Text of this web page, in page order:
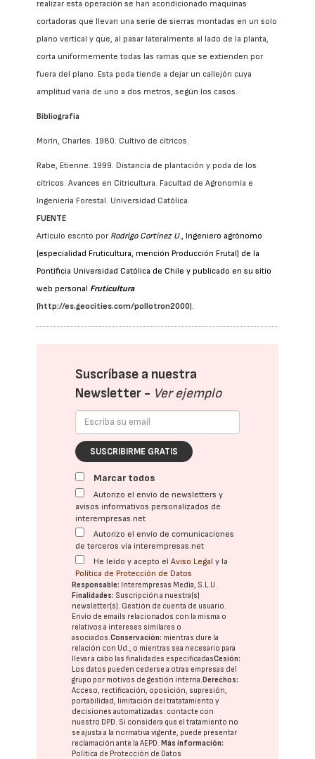
realizar esta operación se han acondicionado maquinas
cortadoras que llevan una serie de sierras montadas en un solo
plano vertical y que, al pasar lateralmente al lado de la planta,
corta uniformemente todas las ramas que se extienden por
fuera del plano. Esta poda tiende a dejar un callejón cuya
amplitud varia de uno a dos metros, según los casos.
Bibliografía
Morín, Charles. 1980. Cultivo de cítricos.
Rabe, Etienne. 1999. Distancia de plantación y poda de los
cítricos. Avances en Citricultura. Facultad de Agronomía e
Ingeniería Forestal. Universidad Católica.
FUENTE
Artículo escrito por Rodrigo Cortínez U., Ingeniero agrónomo
(especialidad Fruticultura, mención Producción Frutal) de la
Pontificia Universidad Católica de Chile y publicado en su sitio
web personal Fruticultura
(http://es.geocities.com/pollotron2000).
Suscríbase a nuestra
Newsletter - Ver ejemplo
SUSCRIBIRME GRATIS
Marcar todos
Autorizo el envío de newsletters y
avisos informativos personalizados de
interempresas.net
Autorizo el envío de comunicaciones
de terceros vía interempresas.net
He leído y acepto elAviso Legal y la
Política de Protección de Datos
Responsable: Interempresas Media, S.L.U.
Finalidades: Suscripción a nuestra(s)
newsletter(s). Gestión de cuenta de usuario.
Envío de emails relacionados con la misma o
relativos a intereses similares o
asociados.Conservación: mientras dure la
relación con Ud., o mientras sea necesario para
llevar a cabo las finalidades especificadasCesión:
Los datos pueden cederse a otras empresas del
grupo por motivos de gestión interna.Derechos:
Acceso, rectificación, oposición, supresión,
portabilidad, limitación del tratatamiento y
decisiones automatizadas: contacte con
nuestro DPD. Si considera que el tratamiento no
se ajusta a la normativa vigente, puede presentar
reclamación ante laAEPD.Más información:
Política de Protección de Datos